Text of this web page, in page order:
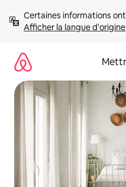
directement
Afficher la langue d'origine